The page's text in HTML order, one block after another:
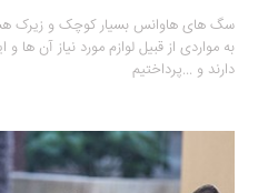
سگ های هاوانس بسیار کوچک و زیرک
به مواردی از قبیل لوازم مورد نیاز آن ها
دارند و ...پرداختیم